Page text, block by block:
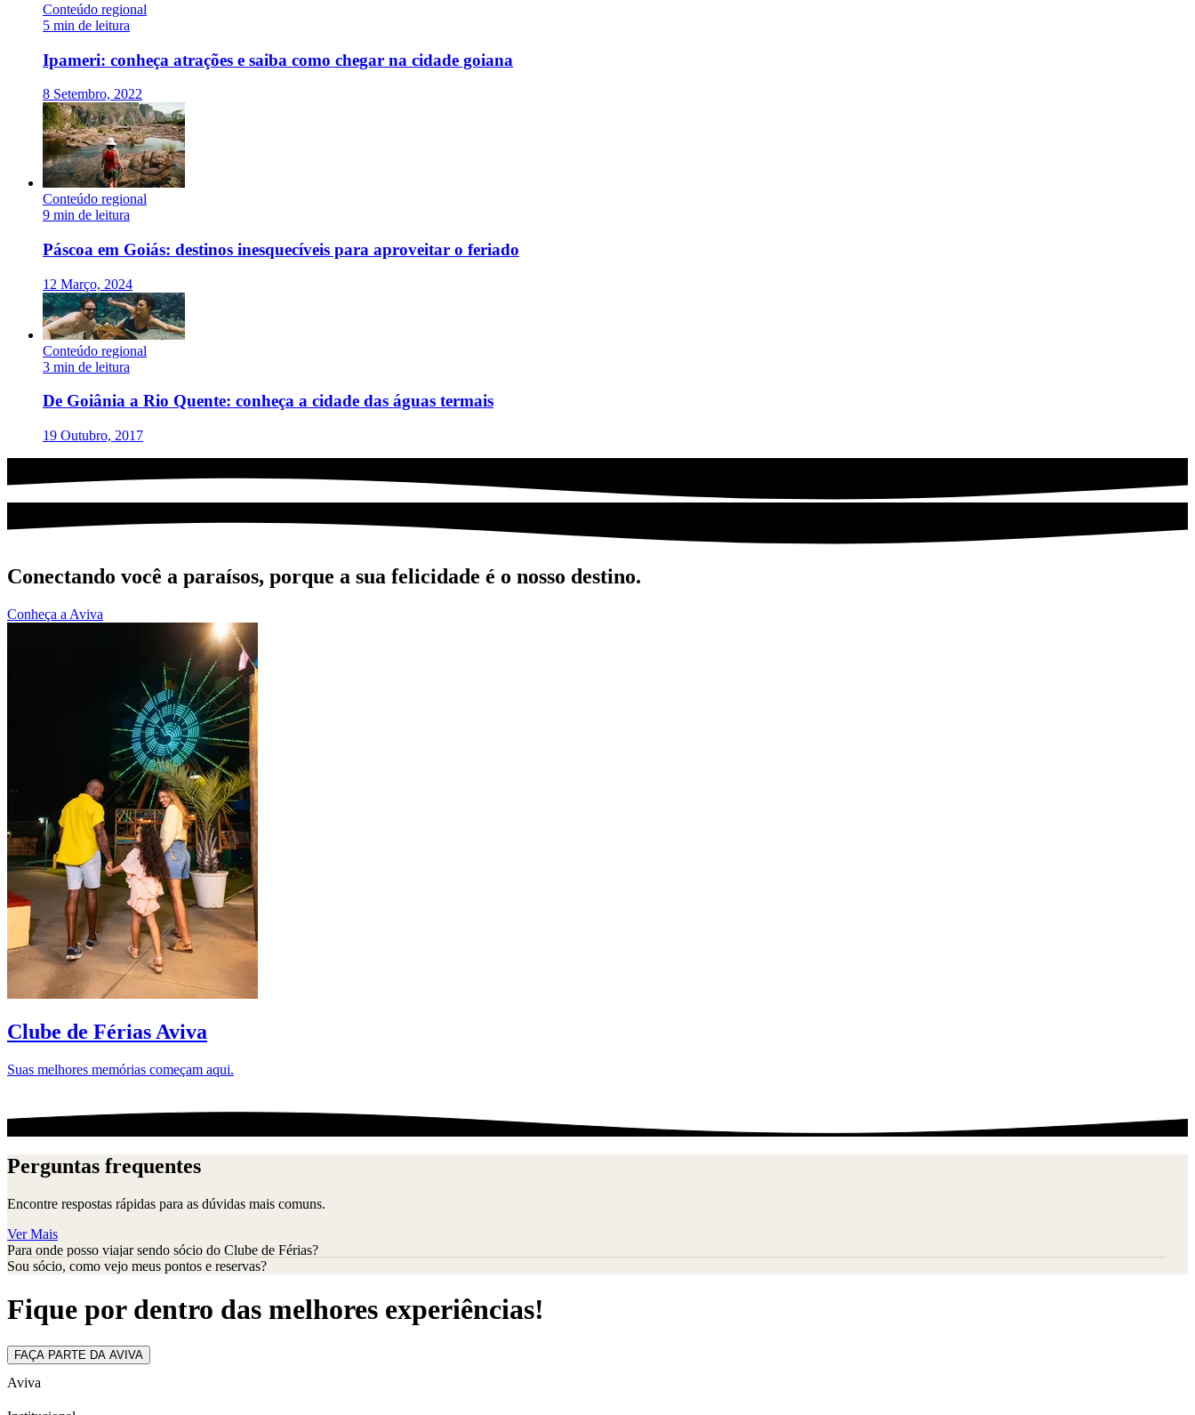
Conteúdo regional
5 min de leitura
Ipameri: conheça atrações e saiba como chegar na cidade goiana
8 Setembro, 2022
Conteúdo regional
9 min de leitura
Páscoa em Goiás: destinos inesquecíveis para aproveitar o feriado
12 Março, 2024
Conteúdo regional
3 min de leitura
De Goiânia a Rio Quente: conheça a cidade das águas termais
19 Outubro, 2017
Conectando você a paraísos, porque a sua felicidade é o nosso destino.
Conheça a Aviva
Clube de Férias Aviva
Suas melhores memórias começam aqui.
Perguntas frequentes
Encontre respostas rápidas para as dúvidas mais comuns.
Ver Mais
Para onde posso viajar sendo sócio do Clube de Férias?
Sou sócio, como vejo meus pontos e reservas?
Fique por dentro das melhores experiências!
FAÇA PARTE DA AVIVA
Aviva